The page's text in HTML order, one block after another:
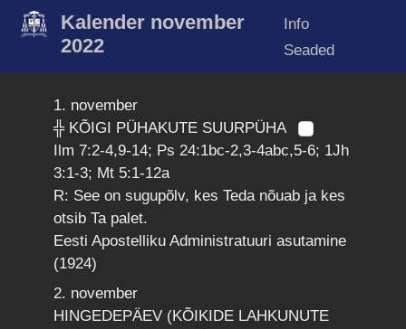
Kalender november
2022
Info
Seaded
1. november
╬ KÕIGI PÜHAKUTE SUURPÜHA
Ilm 7:2-4,9-14; Ps 24:1bc-2,3-4abc,5-6; 1Jh
3:1-3; Mt 5:1-12a
R: See on sugupõlv, kes Teda nõuab ja kes
otsib Ta palet.
Eesti Apostelliku Administratuuri asutamine
(1924)
2. november
HINGEDEPÄEV (KÕIKIDE LAHKUNUTE